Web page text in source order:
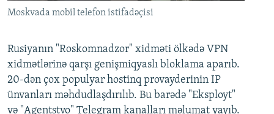
Moskvada mobil telefon istifadəçisi
Rusiyanın "Roskomnadzor" xidməti ölkədə VPN
xidmətlərinə qarşı genişmiqyaslı bloklama aparıb.
20-dən çox populyar hostinq provayderinin IP
ünvanları məhdudlaşdırılıb. Bu barədə "Eksployt"
və "Agentstvo" Telegram kanalları məlumat yayıb.